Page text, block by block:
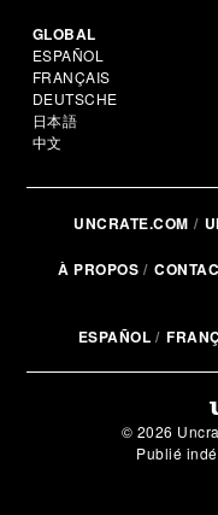
GLOBAL
ESPAÑOL
FRANÇAIS
DEUTSCHE
日本語
中文
UNCRATE.COM
À PROPOS
ESPAÑOL
© 2026
Publié